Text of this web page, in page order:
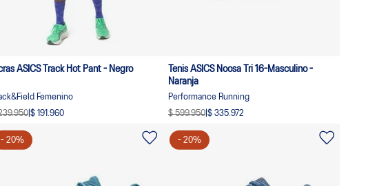
ASICS Track Hot Pant - Negro
Femenino
| $ 191.960
Tenis ASICS Noosa Tri 16-Masculino -
Naranja
Performance Running
$ 599.950| $ 335.972
- 20% - 20%